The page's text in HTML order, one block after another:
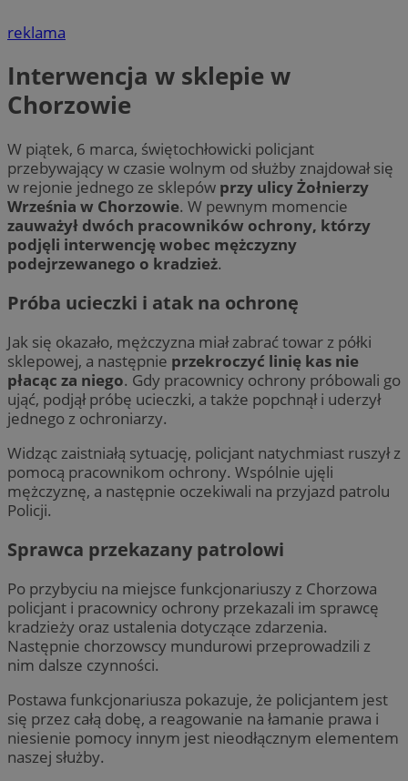
reklama
Interwencja w sklepie w
Chorzowie
W piątek, 6 marca, świętochłowicki policjant
przebywający w czasie wolnym od służby znajdował się
w rejonie jednego ze sklepów przy ulicy Żołnierzy
Września w Chorzowie. W pewnym momencie
zauważył dwóch pracowników ochrony, którzy
podjęli interwencję wobec mężczyzny
podejrzewanego o kradzież.
Próba ucieczki i atak na ochronę
Jak się okazało, mężczyzna miał zabrać towar z półki
sklepowej, a następnie przekroczyć linię kas nie
płacąc za niego. Gdy pracownicy ochrony próbowali go
ująć, podjął próbę ucieczki, a także popchnął i uderzył
jednego z ochroniarzy.
Widząc zaistniałą sytuację, policjant natychmiast ruszył z
pomocą pracownikom ochrony. Wspólnie ujęli
mężczyznę, a następnie oczekiwali na przyjazd patrolu
Policji.
Sprawca przekazany patrolowi
Po przybyciu na miejsce funkcjonariuszy z Chorzowa
policjant i pracownicy ochrony przekazali im sprawcę
kradzieży oraz ustalenia dotyczące zdarzenia.
Następnie chorzowscy mundurowi przeprowadzili z
nim dalsze czynności.
Postawa funkcjonariusza pokazuje, że policjantem jest
się przez całą dobę, a reagowanie na łamanie prawa i
niesienie pomocy innym jest nieodłącznym elementem
naszej służby.